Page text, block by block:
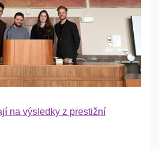
na výsledky z prestižní